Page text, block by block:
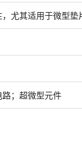
尤其适用于微型垫
；超微型元件